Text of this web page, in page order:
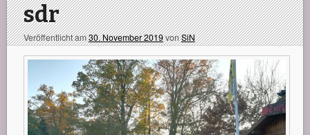
sdr
Veröffentlicht am30. November 2019vonSiN